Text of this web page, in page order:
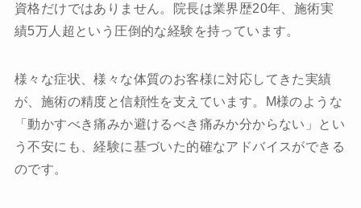
資格だけではありません。院長は業界歴20年、施術実
績5万人超という圧倒的な経験を持っています。
様々な症状、様々な体質のお客様に対応してきた実績
が、施術の精度と信頼性を支えています。M様のような
「動かすべき痛みか避けるべき痛みか分からない」とい
う不安にも、経験に基づいた的確なアドバイスができる
のです。